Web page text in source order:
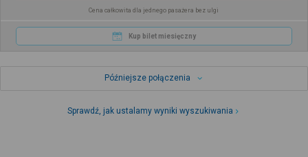
Cena całkowita dla jednego pasażera bez ulgi
Kup bilet miesięczny
Późniejsze połączenia
Sprawdź, jak ustalamy wyniki wyszukiwania